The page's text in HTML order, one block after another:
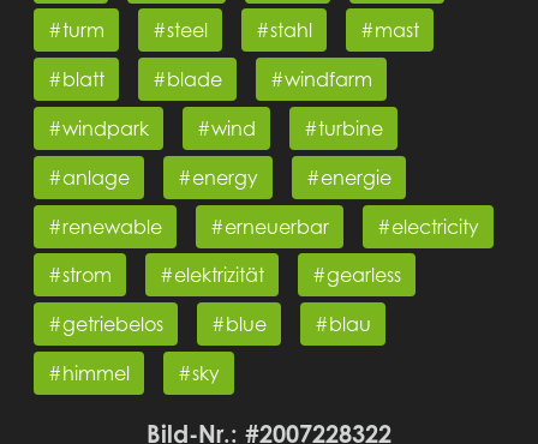
#turm #steel #stahl #mast
#blatt #blade #windfarm
#windpark #wind #turbine
#anlage #energy #energie
#renewable #erneuerbar #electricity
#strom #elektrizität #gearless
#getriebelos #blue #blau
#himmel #sky
Bild-Nr.: #2007228322